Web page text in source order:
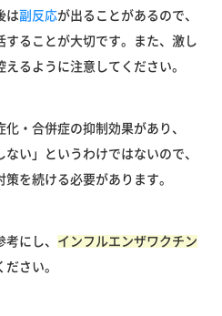
は副反応が出ることがあるので、
することが大切です。また、激し
るように注意してください。
化・合併症の抑制効果があり、
ない」というわけではないので、
を続ける必要があります。
にし、 インフルエンザワクチン
さい。